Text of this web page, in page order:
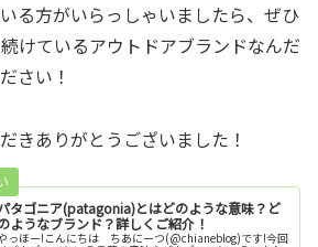
る方がいらっしゃいましたら、ぜひ
けているアウトドアブランドなんだ
さい！
きありがとうございました！
タゴニア(patagonia)とはどのような意味？ど
ようなブランド？詳しくご紹介！
っほー!こんにちは ちあにーつ(@chianeblog)です!今回